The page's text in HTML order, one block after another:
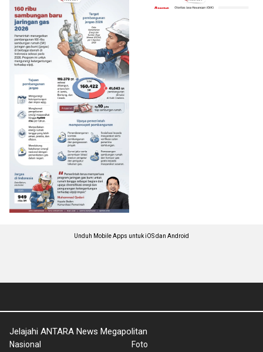
Unduh Mobile Apps untuk iOS dan Android
Jelajahi ANTARA News Megapolitan
Nasional Foto